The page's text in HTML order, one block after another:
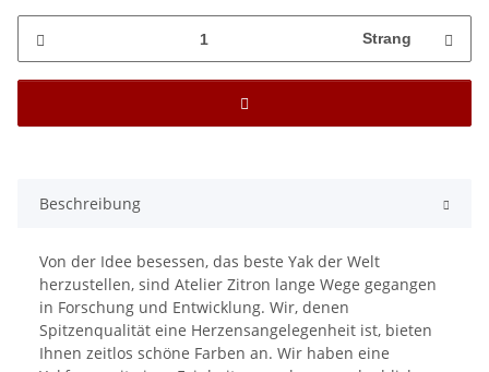
Strang
Beschreibung
Von der Idee besessen, das beste Yak der Welt
herzustellen, sind Atelier Zitron lange Wege gegangen
in Forschung und Entwicklung. Wir, denen
Spitzenqualität eine Herzensangelegenheit ist, bieten
Ihnen zeitlos schöne Farben an. Wir haben eine